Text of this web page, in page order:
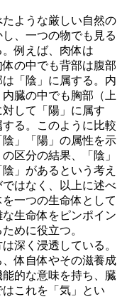
ような厳しい自然の
、一つの物でも見る
例えば、肉体は
体の中でも背部は腹部
「陰」に属する。内
臓の中でも胸部（上
して「陽」に属す
る。このように比較
」「陽」の属性を示
区分の結果、「陰」
」があるという考え
はなく、以上に述べ
一つの生命体として
生命体をピンポイン
めに役立つ。
深く浸透している。
体自体やその滋養成
的な意味を持ち、臓
これを「気」とい